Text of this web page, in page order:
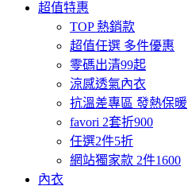
超值特惠
TOP 熱銷款
超值任選 多件優惠
零碼出清99起
涼感透氣內衣
抗溫差專區 發熱保暖
favori 2套折900
任選2件5折
網站獨家款 2件1600
內衣